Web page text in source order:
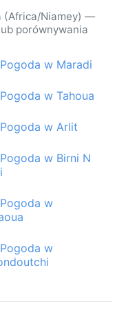
(Africa/Niamey) —
porównywania
w Maradi
w Tahoua
w Arlit
w Birni N
w
w